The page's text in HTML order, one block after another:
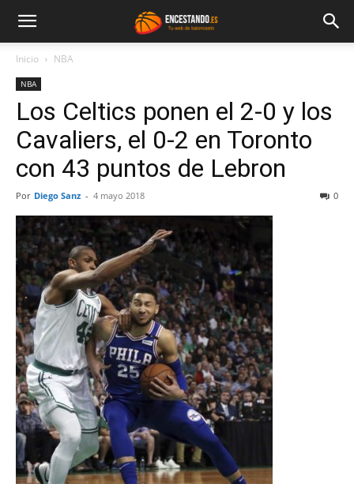
Inicio NBA
NBA
Los Celtics ponen el 2-0 y los
Cavaliers, el 0-2 en Toronto
con 43 puntos de Lebron
Por Diego Sanz - 4 mayo 2018 0